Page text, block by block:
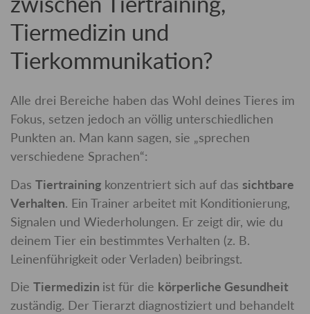
Tiermedizin und
Tierkommunikation?
Alle drei Bereiche haben das Wohl deines Tieres im
Fokus, setzen jedoch an völlig unterschiedlichen
Punkten an. Man kann sagen, sie „sprechen
verschiedene Sprachen“:
Das Tiertraining konzentriert sich auf das sichtbare
Verhalten. Ein Trainer arbeitet mit Konditionierung,
Signalen und Wiederholungen. Er zeigt dir, wie du
deinem Tier ein bestimmtes Verhalten (z. B.
Leinenführigkeit oder Verladen) beibringst.
Die Tiermedizin ist für die körperliche Gesundheit
zuständig. Der Tierarzt diagnostiziert und behandelt